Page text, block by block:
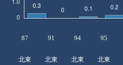
87 91 94 95
北東 北東 北東 北東